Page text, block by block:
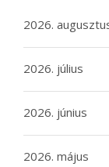
2026.
2026. július
2026. június
2026. május